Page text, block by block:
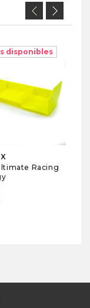
disponibles
Racing